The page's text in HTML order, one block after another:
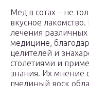
Мед в сотах – не
вкусное
лечения
медицине,
целителей и
столетиями и
знания. Их мнение
пчелиный воск